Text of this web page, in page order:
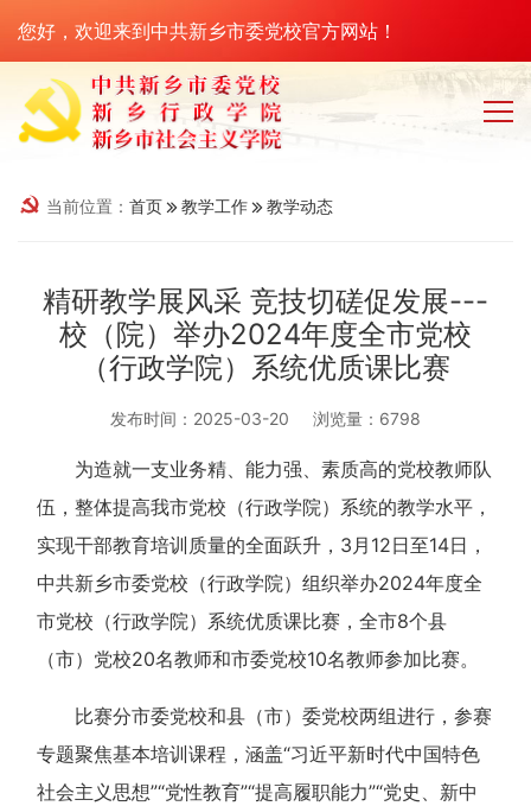
您好，欢迎来到中共新乡市委党校官方网站！
当前位置： 首页 教学工作 教学动态
精研教学展风采 竞技切磋促发展---
校（院）举办2024年度全市党校
（行政学院）系统优质课比赛
发布时间：2025-03-20 浏览量：6798
为造就一支业务精、能力强、素质高的党校教师队
伍，整体提高我市党校（行政学院）系统的教学水平，
实现干部教育培训质量的全面跃升，3月12日至14日，
中共新乡市委党校（行政学院）组织举办2024年度全
市党校（行政学院）系统优质课比赛，全市8个县
（市）党校20名教师和市委党校10名教师参加比赛。
比赛分市委党校和县（市）委党校两组进行，参赛
专题聚焦基本培训课程，涵盖“习近平新时代中国特色
社会主义思想”“党性教育”“提高履职能力”“党史、新中